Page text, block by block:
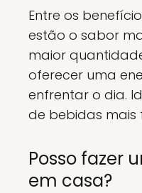
Entre os
estão o sabor
maior
oferecer uma
enfrentar o dia.
de bebidas mais
Posso fazer
em casa?